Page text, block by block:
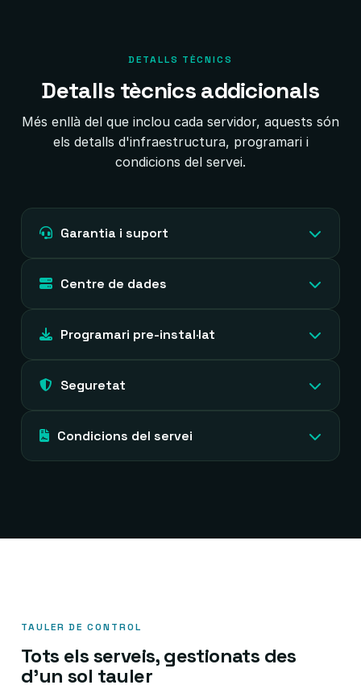
DETALLS TÈCNICS
Detalls tècnics addicionals
Més enllà del que inclou cada servidor, aquests són
els detalls d'infraestructura, programari i
condicions del servei.
Garantia i suport
Centre de dades
Programari pre-instal·lat
Seguretat
Condicions del servei
TAULER DE CONTROL
Tots els serveis, gestionats des
d'un sol tauler